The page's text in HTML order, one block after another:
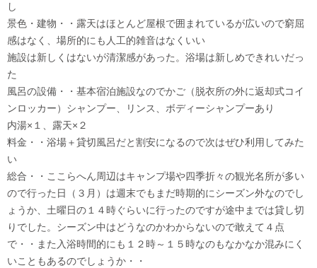
し
景色・建物・・露天はほとんど屋根で囲まれているが広いので窮屈
感はなく、場所的にも人工的雑音はなくいい
施設は新しくはないが清潔感があった。浴場は新しめできれいだっ
た
風呂の設備・・基本宿泊施設なのでかご（脱衣所の外に返却式コイ
ンロッカー）シャンプー、リンス、ボディーシャンプーあり
内湯×１、露天×２
料金・・浴場＋貸切風呂だと割安になるので次はぜひ利用してみた
い
総合・・ここらへん周辺はキャンプ場や四季折々の観光名所が多い
ので行った日（３月）は週末でもまだ時期的にシーズン外なのでし
ょうか、土曜日の１４時ぐらいに行ったのですが途中までは貸し切
りでした。シーズン中はどうなのかわからないので敢えて４点
で・・また入浴時間的にも１２時～１５時なのもなかなか混みにく
いこともあるのでしょうか・・